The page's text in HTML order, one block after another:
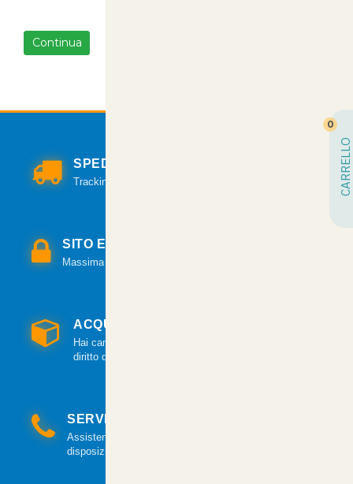
Continua
SPEDIZIONI VELOCI
Tracking per il monitoraggio della spedizione.
SITO E PAGAMENTI SICURI
Massima sicurezza per tutte le modalità di pagamento.
ACQUISTO GARANTITO
Hai cambiato idea? Hai 14 giorni per esercitare il
diritto di recesso.
SERVIZIO CLIENTI
Assistenza clienti via mail e telefonica a tua
disposizione.
CARRELLO
0